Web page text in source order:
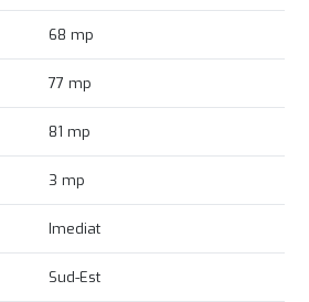
68 mp
77 mp
81 mp
3 mp
Imediat
Sud-Est